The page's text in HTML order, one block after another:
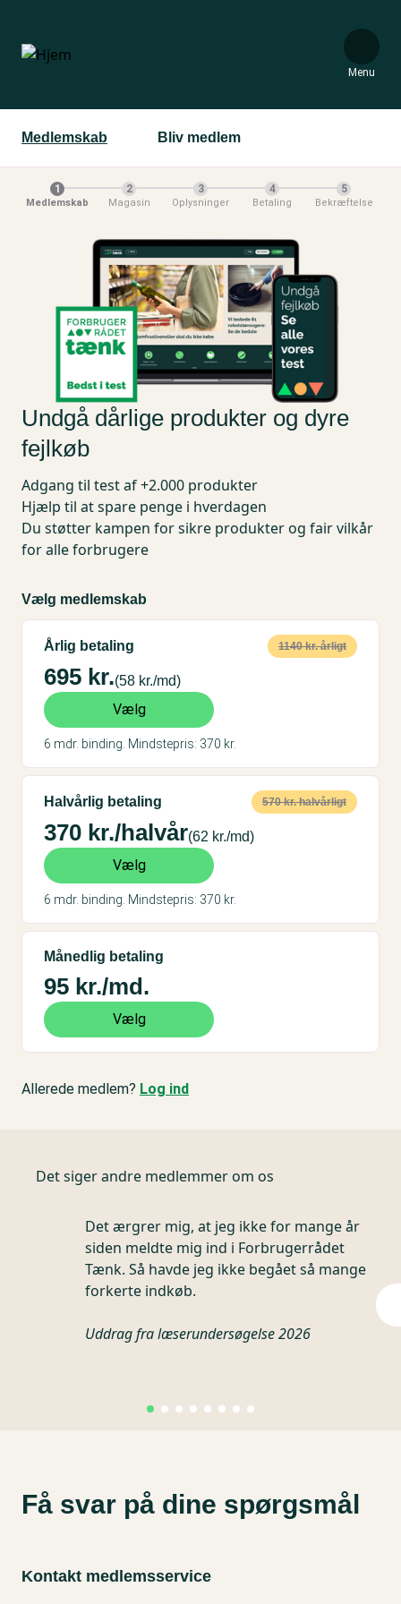
hovedindhold
Menu
Medlemskab Bliv medlem
Undgå dårlige produkter og dyre
fejlkøb
Adgang til test af +2.000 produkter
Hjælp til at spare penge i hverdagen
Du støtter kampen for sikre produkter og fair vilkår
for alle forbrugere
Vælg medlemskab
1
Medlemskab
2
Magasin
3
Oplysninger
4
Betaling
5
Bekræftelse
Årlig betaling 1140 kr. årligt
695 kr.(58 kr./md)
Vælg
6 mdr. binding. Mindstepris: 370 kr.
Halvårlig betaling 570 kr. halvårligt
370 kr./halvår(62 kr./md)
Vælg
6 mdr. binding. Mindstepris: 370 kr.
Månedlig betaling
95 kr./md.
Vælg
Allerede medlem? Log ind
Det siger andre medlemmer om os
Det ærgrer mig, at jeg ikke for mange år
siden meldte mig ind i Forbrugerrådet
Tænk. Så havde jeg ikke begået så mange
forkerte indkøb.
Uddrag fra læserundersøgelse 2026
Få svar på dine spørgsmål
Kontakt medlemsservice